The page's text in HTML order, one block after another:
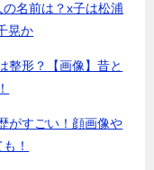
名前は？x子は松浦
晃か
整形？【画像】昔と
がすごい！顔画像や
！